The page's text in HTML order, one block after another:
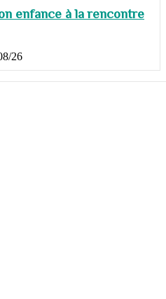
enfance à la rencontre
26